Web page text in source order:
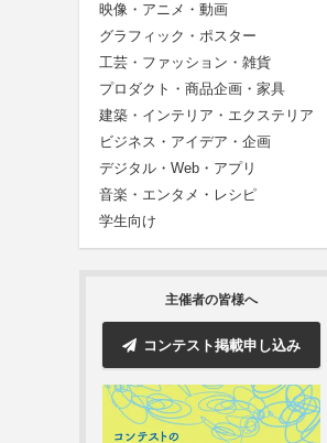
映像・アニメ・動画
グラフィック・ポスター
工芸・ファッション・雑貨
プロダクト・商品企画・家具
建築・インテリア・エクステリア
ビジネス・アイデア・企画
デジタル・Web・アプリ
音楽・エンタメ・レシピ
学生向け
主催者の皆様へ
コンテスト掲載申し込み